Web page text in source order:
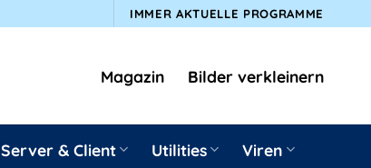
IMMER AKTUELLE PROGRAMME
Magazin Bilder verkleinern
Server & Client Utilities Viren